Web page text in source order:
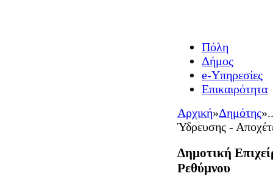
Πόλη
Δήμος
e-Υπηρεσίες
Επικαιρότητα
Αρχική»Δημότης»
Ύδρευσης -
Δημοτική
Ρεθύμνου